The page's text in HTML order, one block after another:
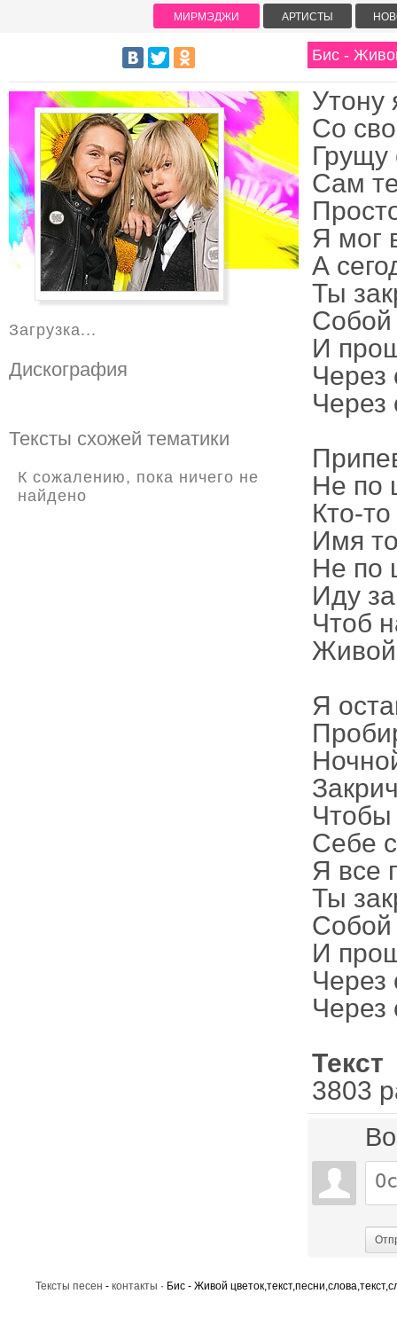
Бис -
Утону
Со
Грущу
Сам
Я мог
А
Ты
Собой
И
Через
Через
Не по
Кто-
Имя
Не по
Иду
Чтоб
Живой
Я
Чтобы
Себе
Я все
Ты
Собой
И
Через
Через
3803
Загрузка...
Дискография
Тексты схожей тематики
К сожалению, пока ничего не
найдено
Тексты песен - контакты · Бис - Живой
МИРМЭДЖИ АРТИСТЫ